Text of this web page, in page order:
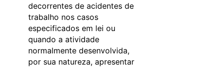
decorrentes de acidentes de
trabalho nos casos
especificados em lei ou
quando a atividade
normalmente desenvolvida,
por sua natureza, apresentar